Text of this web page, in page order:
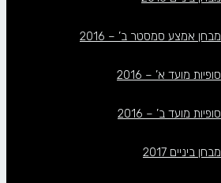
מבחן אמצע סמסטר ב’ – 2016
סופיות מועד א’ – 2016
סופיות מועד ב’ – 2016
מבחן ביניים 2017